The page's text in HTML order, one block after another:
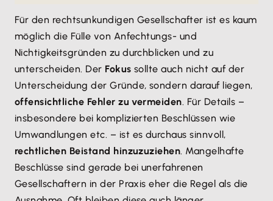
Für den rechtsunkundigen Gesellschafter ist es kaum
möglich die Fülle von Anfechtungs- und
Nichtigkeitsgründen zu durchblicken und zu
unterscheiden. Der Fokus sollte auch nicht auf der
Unterscheidung der Gründe, sondern darauf liegen,
offensichtliche Fehler zu vermeiden. Für Details –
insbesondere bei komplizierten Beschlüssen wie
Umwandlungen etc. – ist es durchaus sinnvoll,
rechtlichen Beistand hinzuzuziehen. Mangelhafte
Beschlüsse sind gerade bei unerfahrenen
Gesellschaftern in der Praxis eher die Regel als die